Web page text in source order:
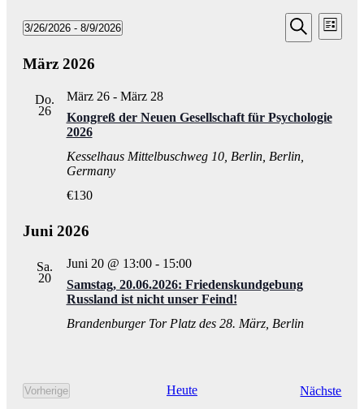
Veranstaltungen
Suche
Suche
Liste
3/26/2026 - 8/9/2026
wählen.
März 2026
Do.
26
Kongreß der Neuen Gesellschaft für Psychologie
2026
März 26- März 28
Kesselhaus Mittelbuschweg 10, Berlin, Berlin,
Germany
€130
Juni 2026
Sa.
20
Samstag, 20.06.2026: Friedenskundgebung
Russland ist nicht unser Feind!
Juni 20 @ 13:00- 15:00
Brandenburger Tor Platz des 28. März, Berlin
Vorherige
Veranstaltungen
Heute Nächste